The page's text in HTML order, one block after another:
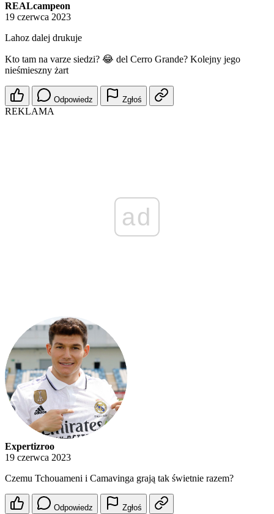
REALcampeon
19 czerwca 2023
Lahoz dalej drukuje
Kto tam na varze siedzi? 😂 del Cerro Grande? Kolejny jego
nieśmieszny żart
Odpowiedz Zgłoś
REKLAMA
ad
Expertizroo
19 czerwca 2023
Czemu Tchouameni i Camavinga grają tak świetnie razem?
Odpowiedz Zgłoś